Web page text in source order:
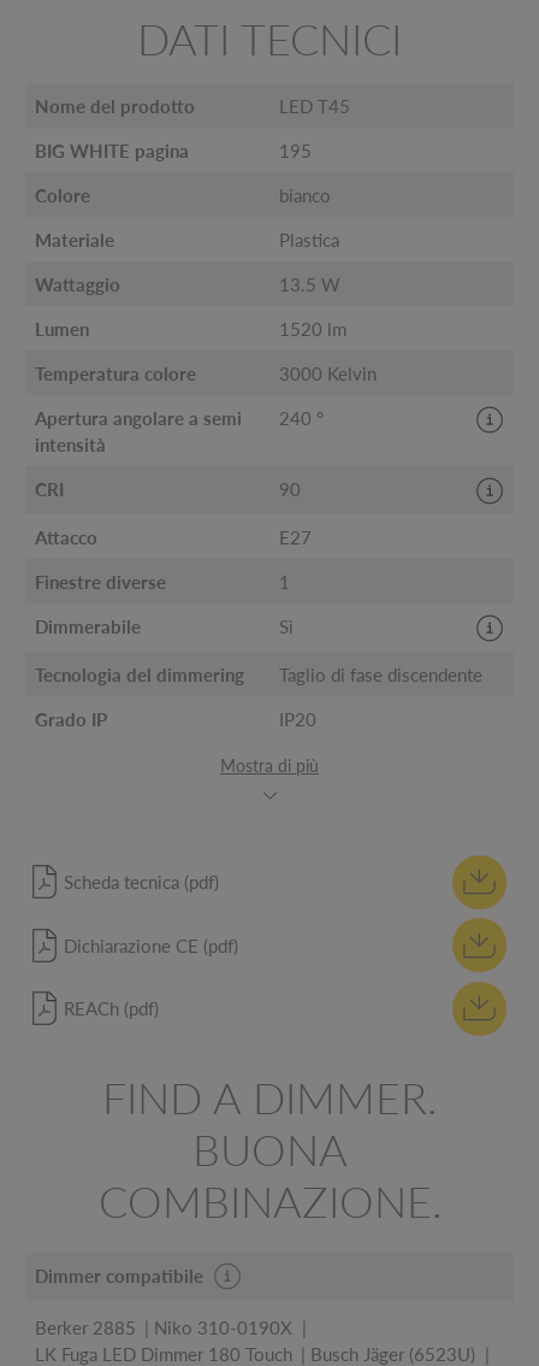
DATI TECNICI
Nome del prodotto LED T45
BIG WHITE pagina 195
Colore bianco
Materiale Plastica
Wattaggio 13.5 W
Lumen 1520 lm
Temperatura colore 3000 Kelvin
Apertura angolare a semi
intensità
240 °
CRI 90
Attacco E27
Finestre diverse 1
Dimmerabile Sì
Tecnologia del dimmering Taglio di fase discendente
Grado IP IP20
Mostra di più
Scheda tecnica (pdf)
Dichiarazione CE (pdf)
REACh (pdf)
FIND A DIMMER.
BUONA
COMBINAZIONE.
Dimmer compatibile
Berker 2885
Niko 310-0190X
LK Fuga LED Dimmer 180 Touch
Busch Jäger (6523U)